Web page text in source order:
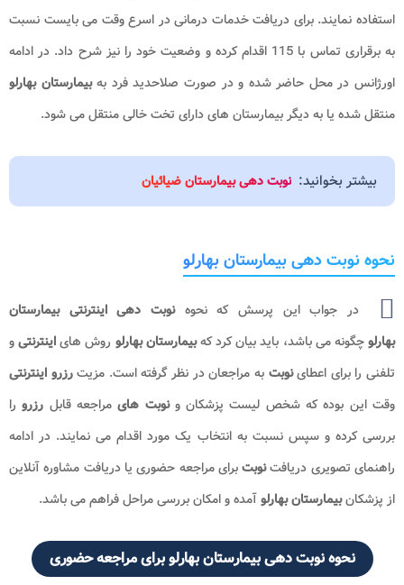
استفاده نمایند. برای دریافت خدمات درمانی در اسرع وقت می بایست نسبت
به برقراری تماس با 115 اقدام کرده و وضعیت خود را نیز شرح داد. در ادامه
اورژانس در محل حاضر شده و در صورت صلاحدید فرد بهبیمارستان بهارلو
منتقل شده یا به دیگر بیمارستان های دارای تخت خالی منتقل می شود.
بیشتر بخوانید: نوبت دهی بیمارستان ضیائیان
نحوه نوبت دهی بیمارستان بهارلو
در جواب این پرسش که نحوهنوبت دهی اینترنتی بیمارستان
بهارلوچگونه می باشد، باید بیان کرد کهبیمارستان بهارلو روش هایاینترنتیو
تلفنی را برای اعطاینوبتبه مراجعان در نظر گرفته است. مزیترزرو اینترنتی
وقت این بوده که شخص لیست پزشکان ونوبت هایمراجعه قابل رزرو را
بررسی کرده و سپس نسبت به انتخاب یک مورد اقدام می نمایند. در ادامه
راهنمای تصویری دریافتنوبتبرای مراجعه حضوری یا دریافت مشاوره آنلاین
از پزشکانبیمارستان بهارلوآمده و امکان بررسی مراحل فراهم می باشد.
نحوه نوبت دهی بیمارستان بهارلو برای مراجعه حضوری